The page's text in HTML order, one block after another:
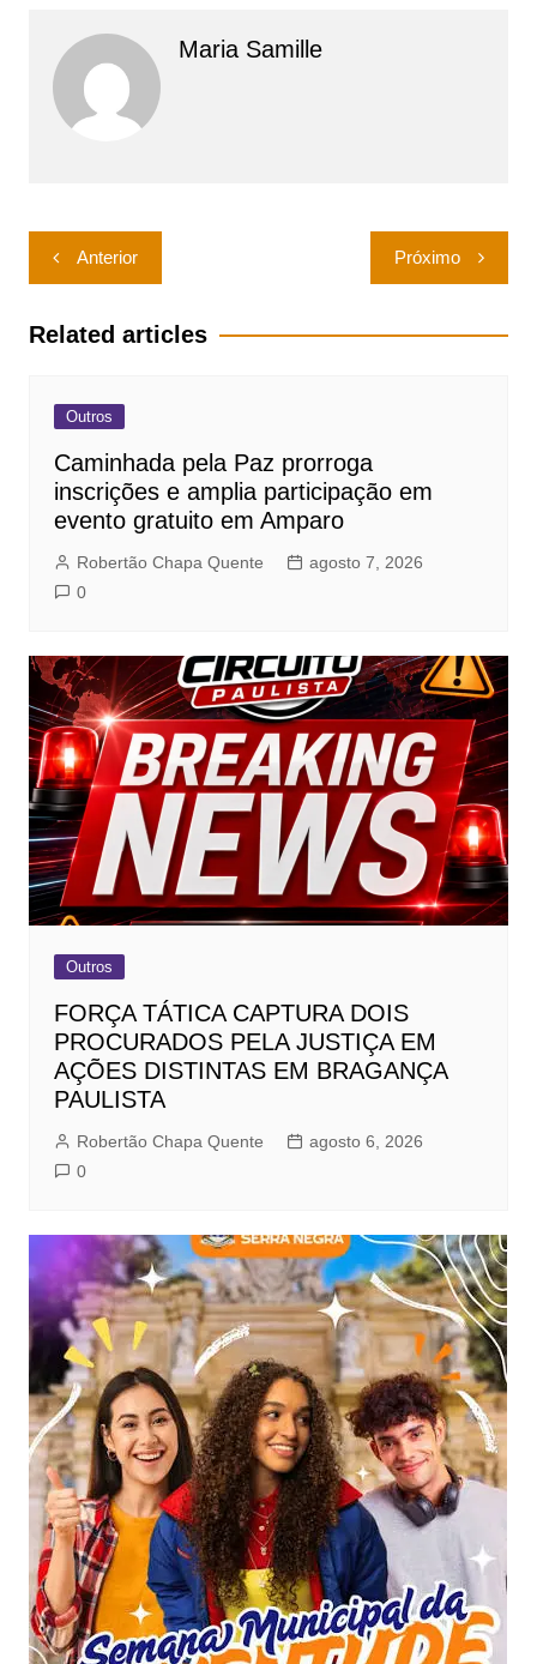
Maria Samille
Navegação
de
Post
Anterior Próximo
Related articles
Outros
Caminhada pela Paz prorroga
inscrições e amplia participação em
evento gratuito em Amparo
Robertão Chapa Quente
agosto 7, 2026
0
Outros
FORÇA TÁTICA CAPTURA DOIS
PROCURADOS PELA JUSTIÇA EM
AÇÕES DISTINTAS EM BRAGANÇA
PAULISTA
Robertão Chapa Quente
agosto 6, 2026
0